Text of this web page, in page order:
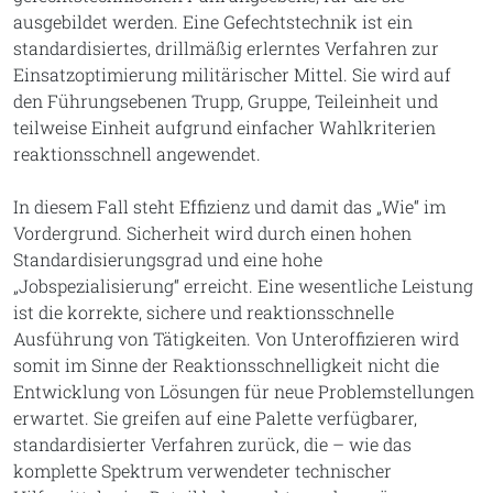
ausgebildet werden. Eine Gefechtstechnik ist ein
standardisiertes, drillmäßig erlerntes Verfahren zur
Einsatzoptimierung militärischer Mittel. Sie wird auf
den Führungsebenen Trupp, Gruppe, Teileinheit und
teilweise Einheit aufgrund einfacher Wahlkriterien
reaktionsschnell angewendet.
In diesem Fall steht Effizienz und damit das „Wie“ im
Vordergrund. Sicherheit wird durch einen hohen
Standardisierungsgrad und eine hohe
„Jobspezialisierung“ erreicht. Eine wesentliche Leistung
ist die korrekte, sichere und reaktionsschnelle
Ausführung von Tätigkeiten. Von Unteroffizieren wird
somit im Sinne der Reaktionsschnelligkeit nicht die
Entwicklung von Lösungen für neue Problemstellungen
erwartet. Sie greifen auf eine Palette verfügbarer,
standardisierter Verfahren zurück, die – wie das
komplette Spektrum verwendeter technischer